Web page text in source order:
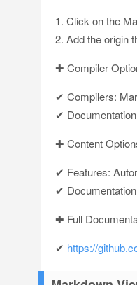
1. Click on the
2. Add the origin
✚ Compiler
✔ Compilers:
✔
✚ Content
✔ Features:
✔
✚ Full
✔ https://